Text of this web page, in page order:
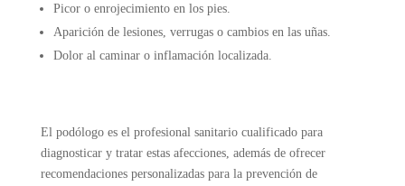
Picor o enrojecimiento en los pies.
Aparición de lesiones, verrugas o cambios en las uñas.
Dolor al caminar o inflamación localizada.
El podólogo es el profesional sanitario cualificado para
diagnosticar y tratar estas afecciones, además de ofrecer
recomendaciones personalizadas para la prevención de